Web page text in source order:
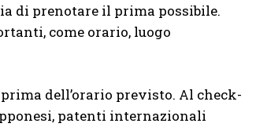
di prenotare il prima possibile.
come orario, luogo
dell’orario previsto. Al check-
patenti internazionali